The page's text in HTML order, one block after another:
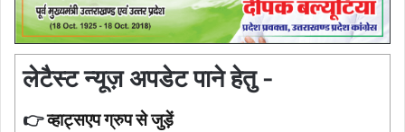
लेटैस्ट न्यूज़ अपडेट पाने हेतु -
👉व्हाट्सएप ग्रुप से जुड़ें